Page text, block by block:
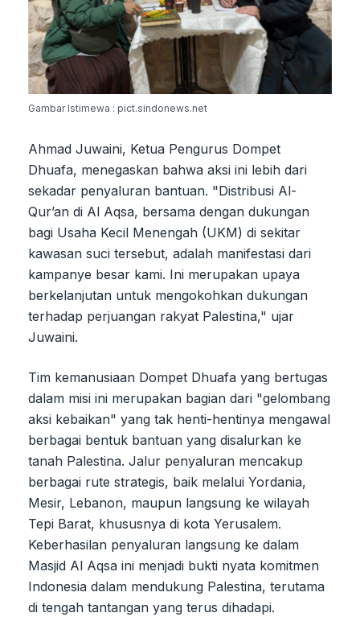
Gambar Istimewa : pict.sindonews.net
Ahmad Juwaini, Ketua Pengurus Dompet
Dhuafa, menegaskan bahwa aksi ini lebih dari
sekadar penyaluran bantuan. "Distribusi Al-
Qur’an di Al Aqsa, bersama dengan dukungan
bagi Usaha Kecil Menengah (UKM) di sekitar
kawasan suci tersebut, adalah manifestasi dari
kampanye besar kami. Ini merupakan upaya
berkelanjutan untuk mengokohkan dukungan
terhadap perjuangan rakyat Palestina," ujar
Juwaini.
Tim kemanusiaan Dompet Dhuafa yang bertugas
dalam misi ini merupakan bagian dari "gelombang
aksi kebaikan" yang tak henti-hentinya mengawal
berbagai bentuk bantuan yang disalurkan ke
tanah Palestina. Jalur penyaluran mencakup
berbagai rute strategis, baik melalui Yordania,
Mesir, Lebanon, maupun langsung ke wilayah
Tepi Barat, khususnya di kota Yerusalem.
Keberhasilan penyaluran langsung ke dalam
Masjid Al Aqsa ini menjadi bukti nyata komitmen
Indonesia dalam mendukung Palestina, terutama
di tengah tantangan yang terus dihadapi.